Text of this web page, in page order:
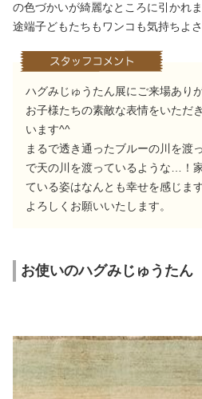
の色づかいが綺麗なところに引かれ
途端子どもたちもワンコも気持ちよ
ハグみじゅうたん展にご来場あり
お子様たちの素敵な表情をいただ
います^^
まるで透き通ったブルーの川を渡
で天の川を渡っているような…！
ている姿はなんとも幸せを感じま
よろしくお願いいたします。
お使いのハグみじゅうたん